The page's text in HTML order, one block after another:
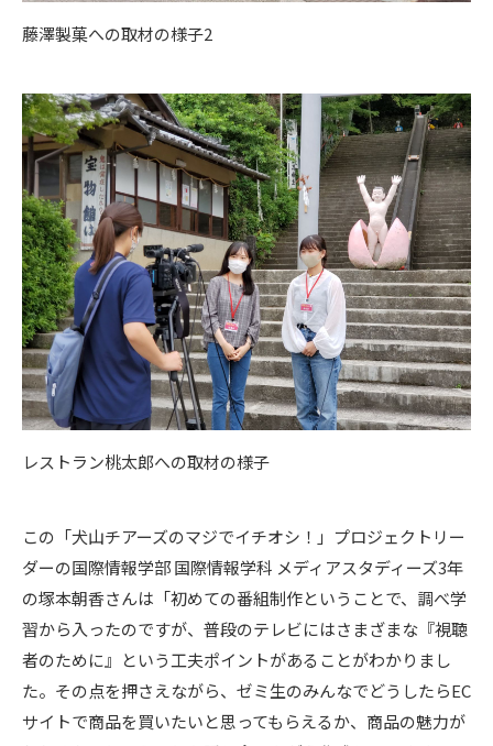
藤澤製菓への取材の様子2
レストラン桃太郎への取材の様子
この「犬山チアーズのマジでイチオシ！」プロジェクトリー
ダーの国際情報学部 国際情報学科 メディアスタディーズ3年
の塚本朝香さんは「初めての番組制作ということで、調べ学
習から入ったのですが、普段のテレビにはさまざまな『視聴
者のために』という工夫ポイントがあることがわかりまし
た。その点を押さえながら、ゼミ生のみんなでどうしたらEC
サイトで商品を買いたいと思ってもらえるか、商品の魅力が